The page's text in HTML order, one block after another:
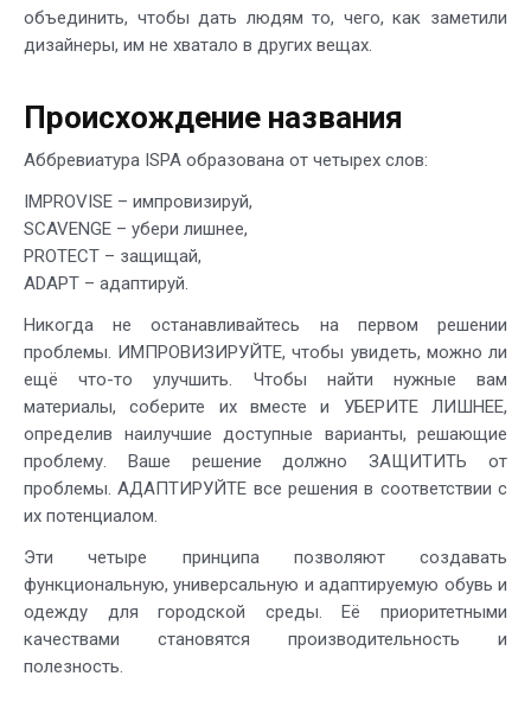
объединить, чтобы дать людям то, чего, как заметили
дизайнеры, им не хватало в других вещах.
Происхождение названия
Аббревиатура ISPA образована от четырех слов:
IMPROVISE – импровизируй,
SCAVENGE – убери лишнее,
PROTECT – защищай,
ADAPT – адаптируй.
Никогда не останавливайтесь на первом решении
проблемы. ИМПРОВИЗИРУЙТЕ, чтобы увидеть, можно ли
ещё что-то улучшить. Чтобы найти нужные вам
материалы, соберите их вместе и УБЕРИТЕ ЛИШНЕЕ,
определив наилучшие доступные варианты, решающие
проблему. Ваше решение должно ЗАЩИТИТЬ от
проблемы. АДАПТИРУЙТЕ все решения в соответствии с
их потенциалом.
Эти четыре принципа позволяют создавать
функциональную, универсальную и адаптируемую обувь и
одежду для городской среды. Её приоритетными
качествами становятся производительность и
полезность.